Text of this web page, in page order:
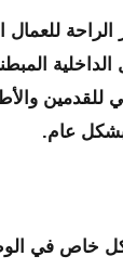
للقدمين
بشكل عام.
بشكل خاص في